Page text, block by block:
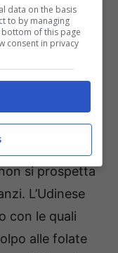
Guidata da
fa della
l’ha mostrata
scoperta.
noto – è
anche a
si prospetta
L’Udinese
con le quali
alle folate
data on the basis
to by managing
of this page
consent in privacy